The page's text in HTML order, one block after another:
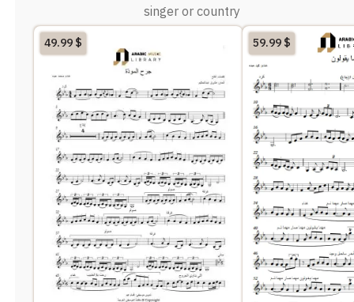
singer or country
49.99$ 59.99$